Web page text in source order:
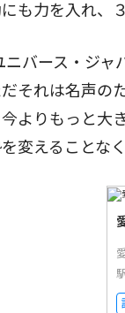
も力を入れ、
バース・ジャ
それは名声の
よりもっと大
変えることな